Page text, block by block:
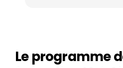
Le programme